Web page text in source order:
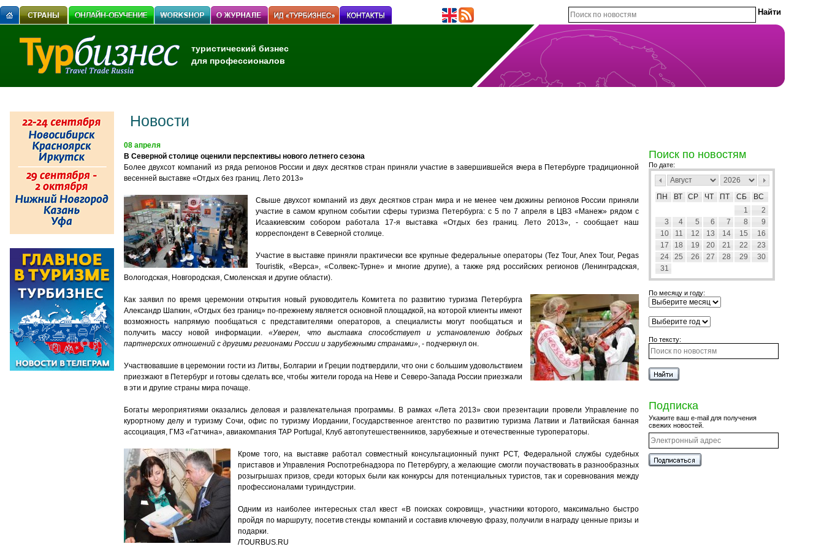
туристический бизнес
для профессионалов
Новости
08 апреля
В Северной столице оценили перспективы нового летнего сезона
Более двухсот компаний из ряда регионов России и двух десятков стран приняли участие в завершившейся вчера в Петербурге традиционной
весенней выставке «Отдых без границ. Лето 2013»
Свыше двухсот компаний из двух десятков стран мира и не менее чем дюжины регионов России приняли
участие в самом крупном событии сферы туризма Петербурга: с 5 по 7 апреля в ЦВЗ «Манеж» рядом с
Исаакиевским собором работала 17-я выставка «Отдых без границ. Лето 2013», - сообщает наш
корреспондент в Северной столице.
Участие в выставке приняли практически все крупные федеральные операторы (Tez Tour, Anex Tour, Pegas
Touristik, «Верса», «Солвекс-Турне» и многие другие), а также ряд российских регионов (Ленинградская,
Вологодская, Новгородская, Смоленская и другие области).
Как заявил по время церемонии открытия новый руководитель Комитета по развитию туризма Петербурга
Александр Шапкин, «Отдых без границ» по-прежнему является основной площадкой, на которой клиенты имеют
возможность напрямую пообщаться с представителями операторов, а специалисты могут пообщаться и
получить массу новой информации.«Уверен, что выставка способствует и установлению добрых
партнерских отношений с другими регионами России и зарубежными странами», - подчеркнул он.
Участвовавшие в церемонии гости из Литвы, Болгарии и Греции подтвердили, что они с большим удовольствием
приезжают в Петербург и готовы сделать все, чтобы жители города на Неве и Северо-Запада России приезжали
в эти и другие страны мира почаще.
Богаты мероприятиями оказались деловая и развлекательная программы. В рамках «Лета 2013» свои презентации провели Управление по
курортному делу и туризму Сочи, офис по туризму Иордании, Государственное агентство по развитию туризма Латвии и Латвийская банная
ассоциация, ГМЗ «Гатчина», авиакомпания TAP Portugal, Клуб автопутешественников, зарубежные и отечественные туроператоры.
Кроме того, на выставке работал совместный консультационный пункт РСТ, Федеральной службы судебных
приставов и Управления Роспотребнадзора по Петербургу, а желающие смогли поучаствовать в разнообразных
розыгрышах призов, среди которых были как конкурсы для потенциальных туристов, так и соревнования между
профессионалами туриндустрии.
Одним из наиболее интересных стал квест «В поисках сокровищ», участники которого, максимально быстро
пройдя по маршруту, посетив стенды компаний и составив ключевую фразу, получили в награду ценные призы и
подарки.
/TOURBUS.RU
Поиск по новостям
По дате:
ПН ВТ СР ЧТ ПТ СБ
ВС
1
2
3
4 5 6 7 8
9
10
11 12 13 14 15
16
17
18 19 20 21 22
23
24
25 26 27 28 29
30
31
По месяцу и году:
По тексту:
Подписка
Укажите ваш e-mail для получения
свежих новостей.